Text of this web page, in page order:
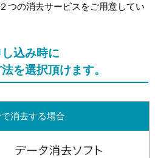
つの消去サービスをご用意してい
込み時に
を選択頂けます。
消去する場合